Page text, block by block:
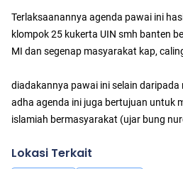
Terlaksaanannya agenda pawai ini
klompok 25 kukerta UIN smh banten
MI dan segenap masyarakat kap,
diadakannya pawai ini selain daripada
adha agenda ini juga bertujuan untuk
islamiah bermasyarakat (ujar bung
Lokasi Terkait